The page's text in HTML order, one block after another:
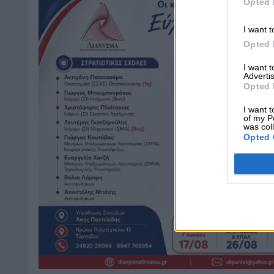
I want
Opted
I want
Opted
I want
of my
was
Opted